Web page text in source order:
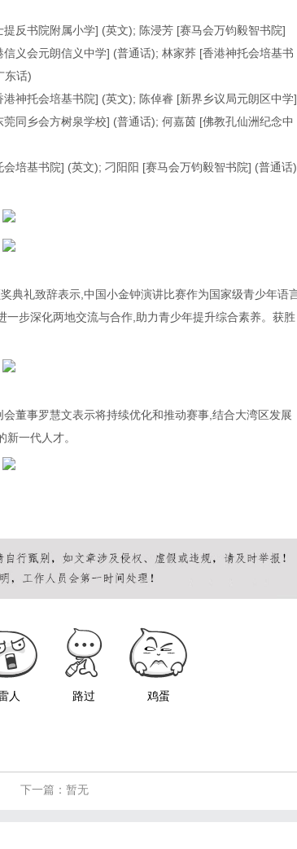
反书院附属小学] (英文); 陈浸芳 [赛马会万钧毅智书院]
义会元朗信义中学] (普通话); 林家荞 [香港神托会培基书
东话)
神托会培基书院] (英文); 陈倬睿 [新界乡议局元朗区中学]
同乡会方树泉学校] (普通话); 何嘉茵 [佛教孔仙洲纪念中
培基书院] (英文); 刁阳阳 [赛马会万钧毅智书院] (普通话
典礼致辞表示,中国小金钟演讲比赛作为国家级青少年语
步深化两地交流与合作,助力青少年提升综合素养。获胜
董事罗慧文表示将持续优化和推动赛事,结合大湾区发展
一代人才。
人 路过 鸡蛋
下一篇：暂无